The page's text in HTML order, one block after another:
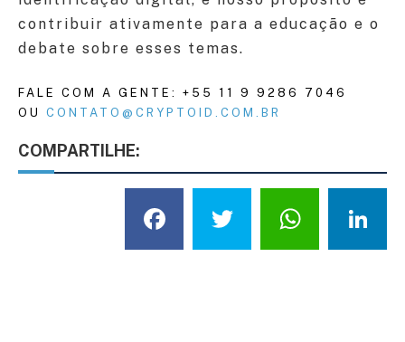
contribuir ativamente para a educação e o
debate sobre esses temas.
FALE COM A GENTE: +55 11 9 9286 7046
OU CONTATO@CRYPTOID.COM.BR
COMPARTILHE:
Facebook
Twitter